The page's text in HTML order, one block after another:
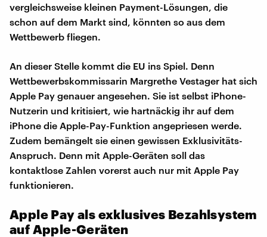
vergleichsweise kleinen Payment-Lösungen, die
schon auf dem Markt sind, könnten so aus dem
Wettbewerb fliegen.
An dieser Stelle kommt die EU ins Spiel. Denn
Wettbewerbskommissarin Margrethe Vestager hat sich
Apple Pay genauer angesehen. Sie ist selbst iPhone-
Nutzerin und kritisiert, wie hartnäckig ihr auf dem
iPhone die Apple-Pay-Funktion angepriesen werde.
Zudem bemängelt sie einen gewissen Exklusivitäts-
Anspruch. Denn mit Apple-Geräten soll das
kontaktlose Zahlen vorerst auch nur mit Apple Pay
funktionieren.
Apple Pay als exklusives Bezahlsystem
auf Apple-Geräten